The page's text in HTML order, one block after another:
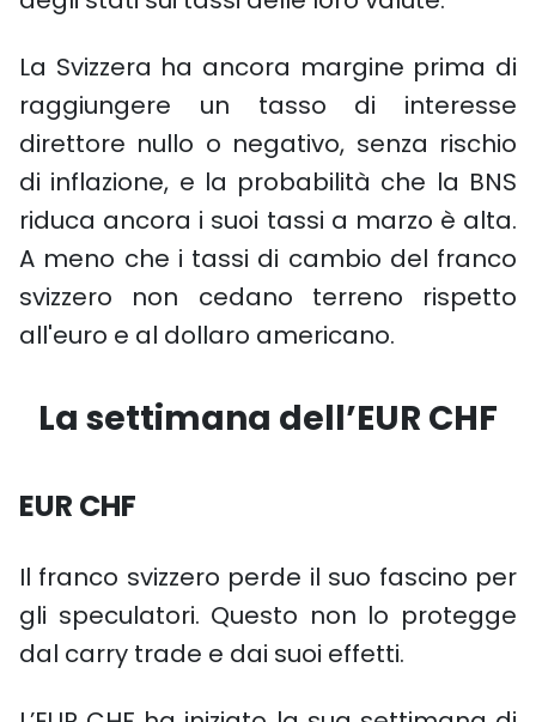
La Svizzera ha ancora margine prima di
raggiungere un tasso di interesse
direttore nullo o negativo, senza rischio
di inflazione, e la probabilità che la BNS
riduca ancora i suoi tassi a marzo è alta.
A meno che i tassi di cambio del franco
svizzero non cedano terreno rispetto
all'euro e al dollaro americano.
La settimana dell’EUR CHF
EUR CHF
Il franco svizzero perde il suo fascino per
gli speculatori. Questo non lo protegge
dal carry trade e dai suoi effetti.